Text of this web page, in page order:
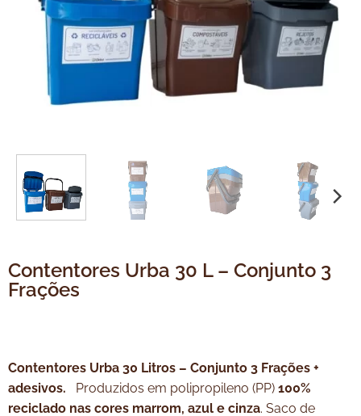
Contentores Urba 30 L – Conjunto 3
Frações
Contentores Urba 30 Litros – Conjunto 3 Frações +
adesivos.
Produzidos em polipropileno (PP) 100%
reciclado nas cores marrom, azul e cinza. Saco de